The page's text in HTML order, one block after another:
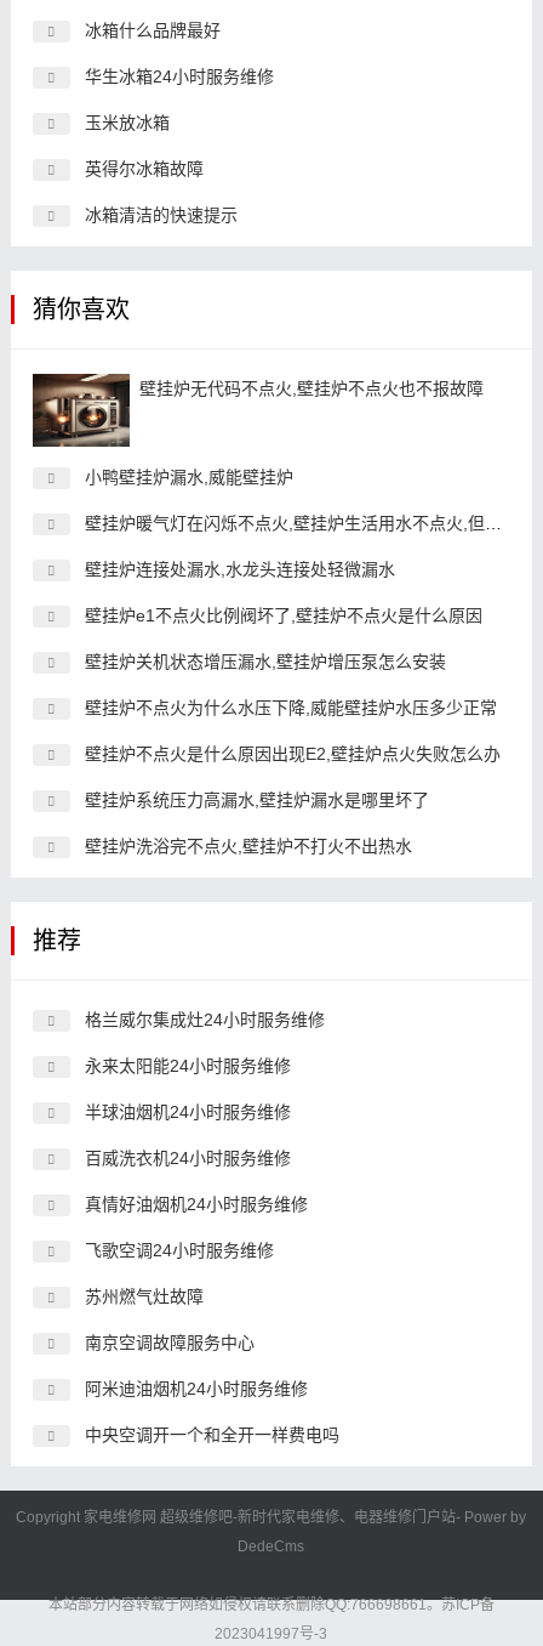
冰箱什么品牌最好
华生冰箱24小时服务维修
玉米放冰箱
英得尔冰箱故障
冰箱清洁的快速提示
猜你喜欢
壁挂炉无代码不点火,壁挂炉不点火也不报故障
小鸭壁挂炉漏水,威能壁挂炉
壁挂炉暖气灯在闪烁不点火,壁挂炉生活用水不点火,但暖气正常
壁挂炉连接处漏水,水龙头连接处轻微漏水
壁挂炉e1不点火比例阀坏了,壁挂炉不点火是什么原因
壁挂炉关机状态增压漏水,壁挂炉增压泵怎么安装
壁挂炉不点火为什么水压下降,威能壁挂炉水压多少正常
壁挂炉不点火是什么原因出现E2,壁挂炉点火失败怎么办
壁挂炉系统压力高漏水,壁挂炉漏水是哪里坏了
壁挂炉洗浴完不点火,壁挂炉不打火不出热水
推荐
格兰威尔集成灶24小时服务维修
永来太阳能24小时服务维修
半球油烟机24小时服务维修
百威洗衣机24小时服务维修
真情好油烟机24小时服务维修
飞歌空调24小时服务维修
苏州燃气灶故障
南京空调故障服务中心
阿米迪油烟机24小时服务维修
中央空调开一个和全开一样费电吗
Copyright 家电维修网超级维修吧-新时代家电维修、电器维修门户站- Power by
DedeCms
本站部分内容转载于网络如侵权请联系删除QQ:766698661。苏ICP备
2023041997号-3